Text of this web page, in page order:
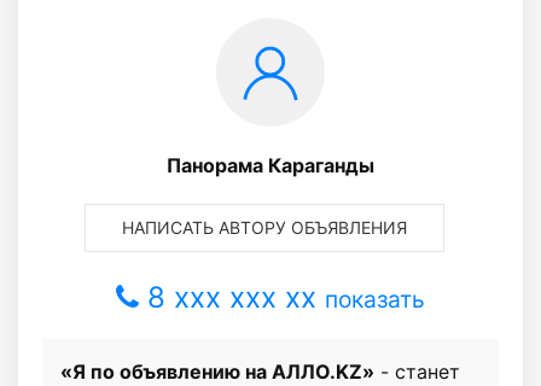
Панорама Караганды
НАПИСАТЬ АВТОРУ ОБЪЯВЛЕНИЯ
8 xxx xxx xx показать
«Я по объявлению на АЛЛО.KZ» - станет